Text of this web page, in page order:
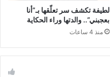
لطيفة تكشف سر تعلّقها بـ”أنا
بعجبني”.. والدتها وراء الحكاية
منذ 4 ساعات